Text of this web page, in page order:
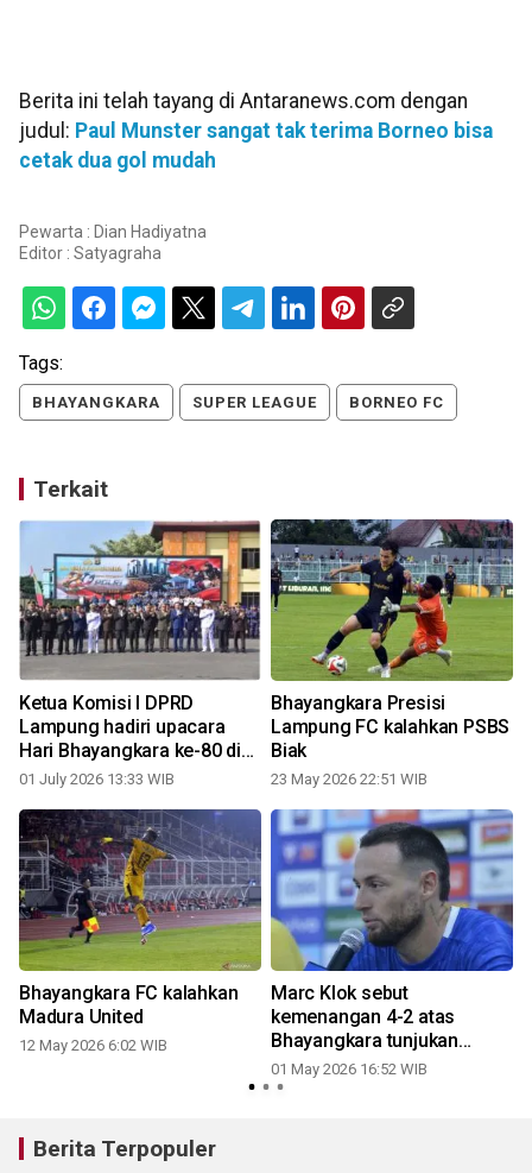
Berita ini telah tayang di Antaranews.com dengan
judul: Paul Munster sangat tak terima Borneo bisa
cetak dua gol mudah
Pewarta : Dian Hadiyatna
Editor : Satyagraha
Tags:
BHAYANGKARA SUPER LEAGUE BORNEO FC
Terkait
Ketua Komisi I DPRD
Lampung hadiri upacara
Hari Bhayangkara ke-80 di
Mapolda
01 July 2026 13:33 WIB
Bhayangkara Presisi
Lampung FC kalahkan PSBS
Biak
23 May 2026 22:51 WIB
Bhayangkara FC kalahkan
Madura United
12 May 2026 6:02 WIB
Marc Klok sebut
kemenangan 4-2 atas
Bhayangkara tunjukan
mentalitas juara
01 May 2026 16:52 WIB
Berita Terpopuler